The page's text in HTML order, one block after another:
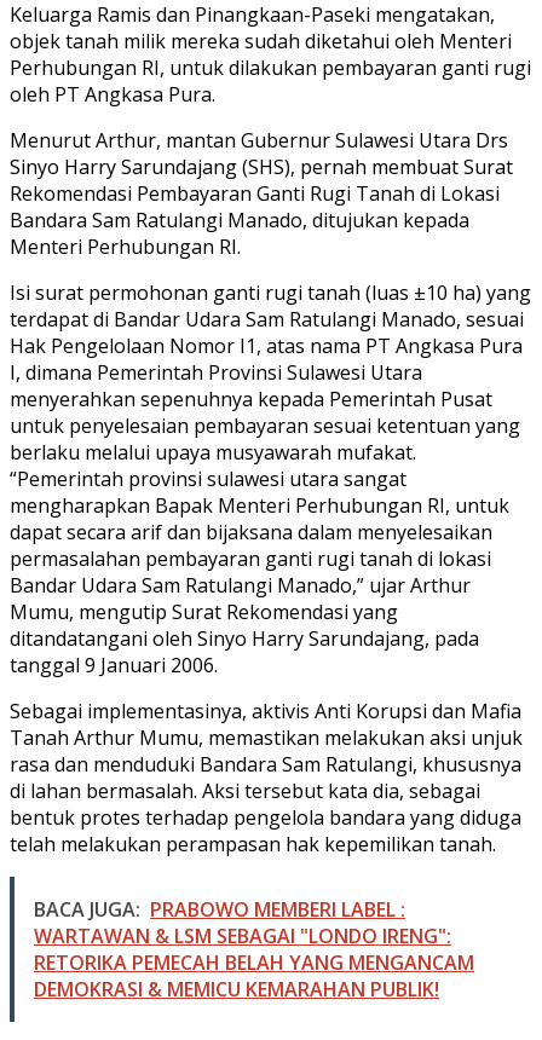
Keluarga Ramis dan Pinangkaan-Paseki mengatakan,
objek tanah milik mereka sudah diketahui oleh Menteri
Perhubungan RI, untuk dilakukan pembayaran ganti rugi
oleh PT Angkasa Pura.
Menurut Arthur, mantan Gubernur Sulawesi Utara Drs
Sinyo Harry Sarundajang (SHS), pernah membuat Surat
Rekomendasi Pembayaran Ganti Rugi Tanah di Lokasi
Bandara Sam Ratulangi Manado, ditujukan kepada
Menteri Perhubungan RI.
Isi surat permohonan ganti rugi tanah (luas ±10 ha) yang
terdapat di Bandar Udara Sam Ratulangi Manado, sesuai
Hak Pengelolaan Nomor I1, atas nama PT Angkasa Pura
I, dimana Pemerintah Provinsi Sulawesi Utara
menyerahkan sepenuhnya kepada Pemerintah Pusat
untuk penyelesaian pembayaran sesuai ketentuan yang
berlaku melalui upaya musyawarah mufakat.
“Pemerintah provinsi sulawesi utara sangat
mengharapkan Bapak Menteri Perhubungan RI, untuk
dapat secara arif dan bijaksana dalam menyelesaikan
permasalahan pembayaran ganti rugi tanah di lokasi
Bandar Udara Sam Ratulangi Manado,” ujar Arthur
Mumu, mengutip Surat Rekomendasi yang
ditandatangani oleh Sinyo Harry Sarundajang, pada
tanggal 9 Januari 2006.
Sebagai implementasinya, aktivis Anti Korupsi dan Mafia
Tanah Arthur Mumu, memastikan melakukan aksi unjuk
rasa dan menduduki Bandara Sam Ratulangi, khususnya
di lahan bermasalah. Aksi tersebut kata dia, sebagai
bentuk protes terhadap pengelola bandara yang diduga
telah melakukan perampasan hak kepemilikan tanah.
BACA JUGA: PRABOWO MEMBERI LABEL :
WARTAWAN & LSM SEBAGAI "LONDO IRENG":
RETORIKA PEMECAH BELAH YANG MENGANCAM
DEMOKRASI & MEMICU KEMARAHAN PUBLIK!